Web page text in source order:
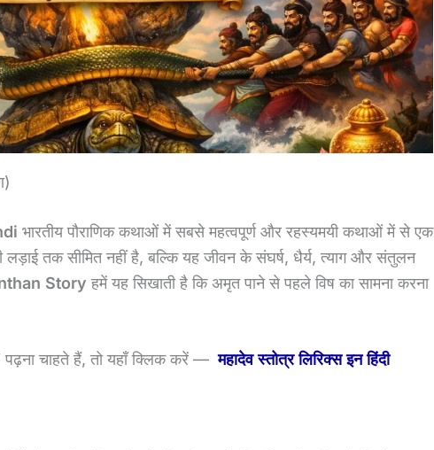
भारतीय पौराणिक कथाओं में सबसे महत्वपूर्ण और रहस्यमयी कथाओं में से एक
तक सीमित नहीं है, बल्कि यह जीवन के संघर्ष, धैर्य, त्याग और संतुलन
Story हमें यह सिखाती है कि अमृत पाने से पहले विष का सामना करना
पढ़ना चाहते हैं, तो यहाँ क्लिक करें —महादेव स्तोत्र लिरिक्स इन हिंदी